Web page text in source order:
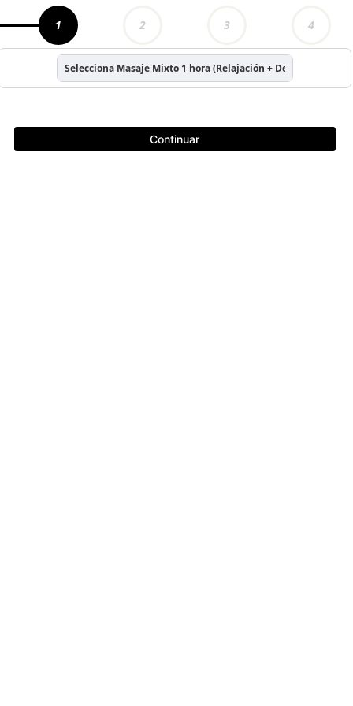
1 2 3 4
Selecciona Masaje Mixto 1 hora (Relajación +
Continuar